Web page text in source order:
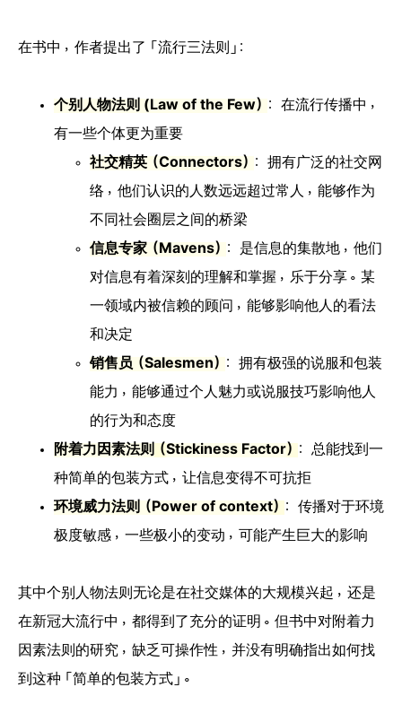
在书中，作者提出了「流行三法则」：
个别人物法则 (Law of the Few） ：在流行传播中，
有一些个体更为重要
社交精英（Connectors） ：拥有广泛的社交网
络，他们认识的人数远远超过常人，能够作为
不同社会圈层之间的桥梁
信息专家（Mavens） ：是信息的集散地，他们
对信息有着深刻的理解和掌握，乐于分享。某
一领域内被信赖的顾问，能够影响他人的看法
和决定
销售员（Salesmen） ：拥有极强的说服和包装
能力，能够通过个人魅力或说服技巧影响他人
的行为和态度
附着力因素法则
（Stickiness Factor） ：总能找到一
种简单的包装方式，让信息变得不可抗拒
环境威力法则（Power of context） ：传播对于环境
极度敏感，一些极小的变动，可能产生巨大的影响
其中个别人物法则无论是在社交媒体的大规模兴起，还是
在新冠大流行中，都得到了充分的证明。但书中对附着力
因素法则的研究，缺乏可操作性，并没有明确指出如何找
到这种「简单的包装方式」。